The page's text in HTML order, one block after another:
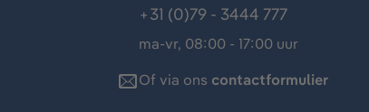
+31 (0)79 - 3444 777
ma-vr, 08:00 - 17:00 uur
Of via ons contactformulier